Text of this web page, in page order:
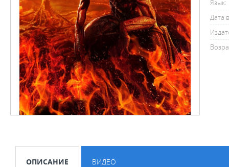
Язык:
Дата
ОПИСАНИЕ ВИДЕО